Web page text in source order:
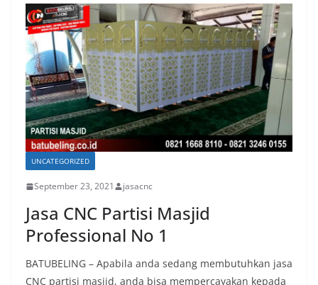
UNCATEGORIZED
September 23, 2021 jasacnc
Jasa CNC Partisi Masjid
Professional No 1
BATUBELING – Apabila anda sedang membutuhkan jasa
CNC partisi masjid, anda bisa mempercayakan kepada